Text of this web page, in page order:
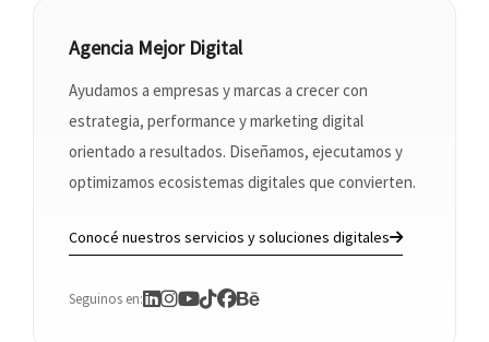
Agencia Mejor Digital
Ayudamos a empresas y marcas a crecer con
estrategia, performance y marketing digital
orientado a resultados. Diseñamos, ejecutamos y
optimizamos ecosistemas digitales que convierten.
Conocé nuestros servicios y soluciones digitales
Seguinos en: